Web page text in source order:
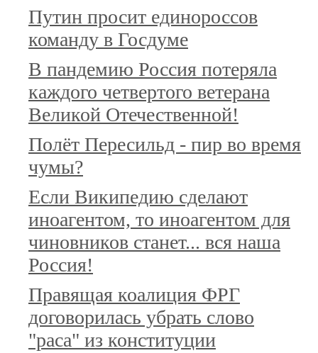
Путин просит единороссов
команду в Госдуме
В пандемию Россия потеряла
каждого четвертого ветерана
Великой Отечественной!
Полёт Пересильд - пир во время
чумы?
Если Википедию сделают
иноагентом, то иноагентом для
чиновников станет... вся наша
Россия!
Правящая коалиция ФРГ
договорилась убрать слово
"раса" из конституции